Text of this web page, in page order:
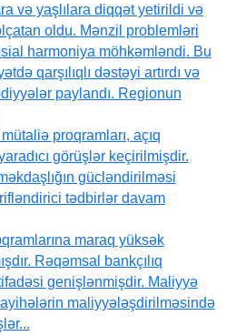
və yaşlılara diqqət yetirildi və
oldu. Mənzil problemləri
harmoniya möhkəmləndi. Bu
qarşılıqlı dəstəyi artırdı və
paylandı. Regionun
proqramları, açıq
görüşlər keçirilmişdir.
gücləndirilməsi
tədbirlər davam
maraq yüksək
Rəqəmsal bankçılıq
genişlənmişdir. Maliyyə
maliyyələşdirilməsində